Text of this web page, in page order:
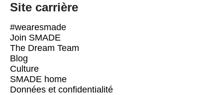
Site carrière
#wearesmade
Join SMADE
The Dream Team
Blog
Culture
SMADE home
Données et confidentialité